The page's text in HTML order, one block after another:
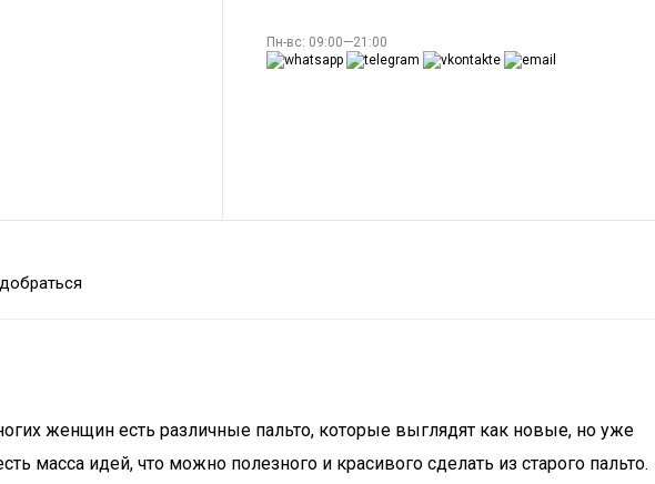
Пн-вс: 09:00—21:00
женщин есть различные пальто, которые выглядят как новые, но уже
идей, что можно полезного и красивого сделать из старого пальто.